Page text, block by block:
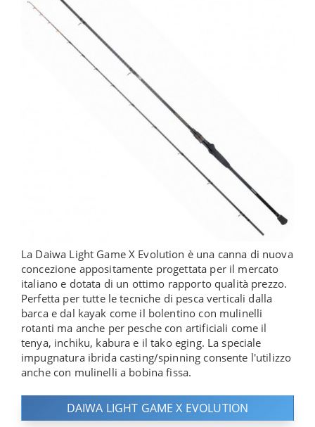
La Daiwa Light Game X Evolution è una canna di nuova
concezione appositamente progettata per il mercato
italiano e dotata di un ottimo rapporto qualità prezzo.
Perfetta per tutte le tecniche di pesca verticali dalla
barca e dal kayak come il bolentino con mulinelli
rotanti ma anche per pesche con artificiali come il
tenya, inchiku, kabura e il tako eging. La speciale
impugnatura ibrida casting/spinning consente l'utilizzo
anche con mulinelli a bobina fissa.
DAIWA LIGHT GAME X EVOLUTION